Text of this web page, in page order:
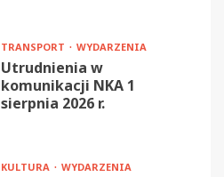
TRANSPORT WYDARZENIA
Utrudnienia w
komunikacji NKA 1
sierpnia 2026 r.
KULTURA WYDARZENIA